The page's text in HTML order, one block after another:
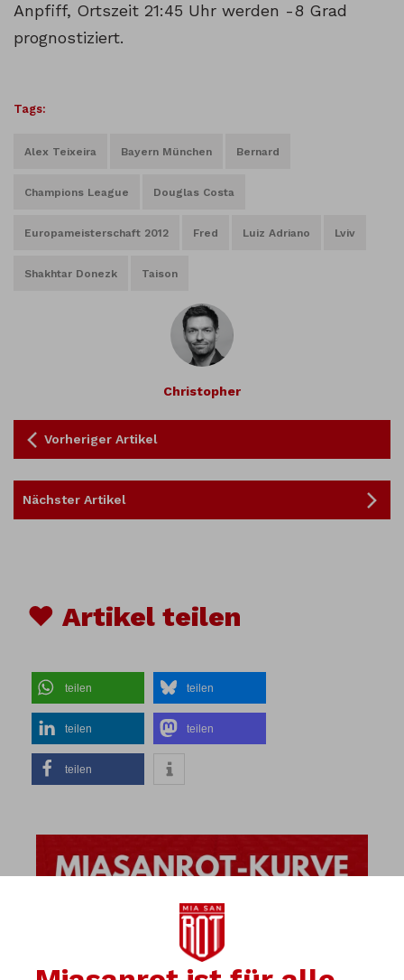
Anpfiff, Ortszeit 21:45 Uhr werden -8 Grad
prognostiziert.
Tags:
Alex Teixeira Bayern München Bernard
Champions League Douglas Costa
Europameisterschaft 2012 Fred Luiz Adriano Lviv
Shakhtar Donezk Taison
Christopher
Vorheriger Artikel
Nächster Artikel
♥ Artikel teilen
teilen teilen
teilen teilen
teilen